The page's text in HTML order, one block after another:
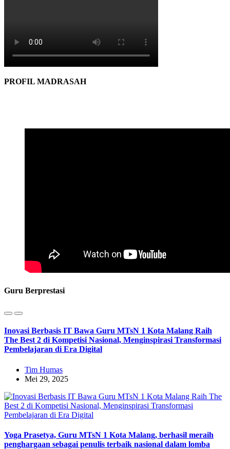
PROFIL MADRASAH
Guru Berprestasi
Inovasi Berbasis IT Bawa Guru MTsN 1 Kota Malang Raih
The Best 2 di Kompetisi Nasional, Menginspirasi Transformasi
Pembelajaran di Era Digital
Tim Humas
Mei 29, 2025
Yoga Prasetya, Guru MTsN 1 Kota Malang, berhasil meraih
penghargaan sebagai penulis terbaik nasional dalam lomba